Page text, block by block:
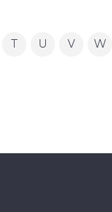
U V W